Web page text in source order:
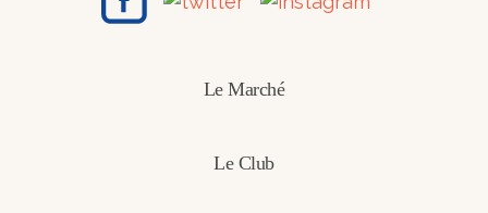
Le Marché
Le Club